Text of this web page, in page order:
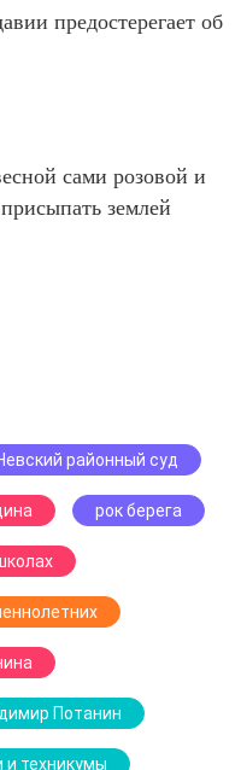
предостерегает об
сами розовой и
землей
районный суд
рок берега
Потанин
и техникумы